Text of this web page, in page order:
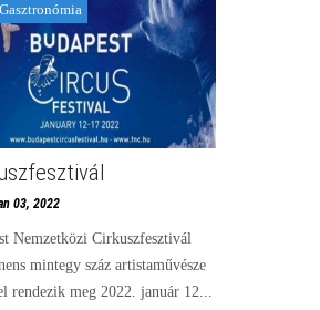
03, 2022
Nemzetközi Cirkuszfesztivál
mintegy száz artistaművésze
rendezik meg 2022. január 12...